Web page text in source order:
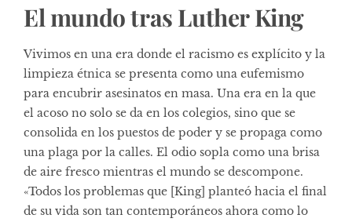
El mundo tras Luther King
Vivimos en una era donde el racismo es explícito y la
limpieza étnica se presenta como una eufemismo
para encubrir asesinatos en masa. Una era en la que
el acoso no solo se da en los colegios, sino que se
consolida en los puestos de poder y se propaga como
una plaga por la calles. El odio sopla como una brisa
de aire fresco mientras el mundo se descompone.
«Todos los problemas que [King] planteó hacia el final
de su vida son tan contemporáneos ahora como lo